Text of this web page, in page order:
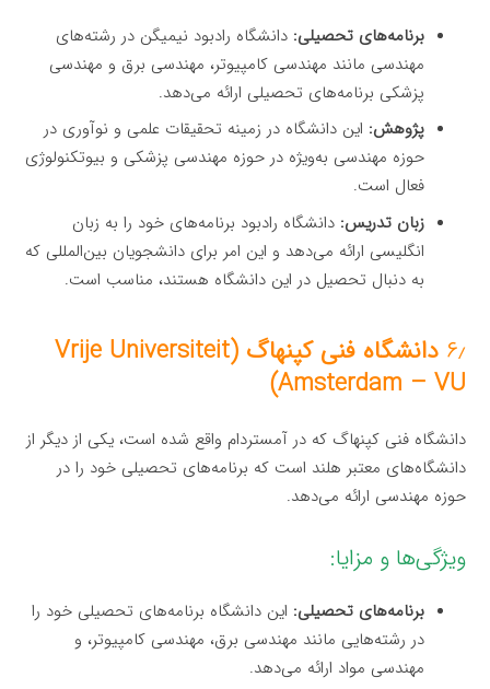
برنامه‌های تحصیلی: دانشگاه رادبود نیمیگن در رشته‌های
مهندسی مانند مهندسی کامپیوتر، مهندسی برق و مهندسی
پزشکی برنامه‌های تحصیلی ارائه می‌دهد.
پژوهش: این دانشگاه در زمینه تحقیقات علمی و نوآوری در
حوزه مهندسی به‌ویژه در حوزه مهندسی پزشکی و بیوتکنولوژی
فعال است.
زبان تدریس: دانشگاه رادبود برنامه‌های خود را به زبان
انگلیسی ارائه می‌دهد و این امر برای دانشجویان بین‌المللی که
به دنبال تحصیل در این دانشگاه هستند، مناسب است.
۶٫
دانشگاه فنی کپنهاگ (Vrije Universiteit
Amsterdam – VU)
دانشگاه فنی کپنهاگ که در آمستردام واقع شده است، یکی از دیگر از
دانشگاه‌های معتبر هلند است که برنامه‌های تحصیلی خود را در
حوزه مهندسی ارائه می‌دهد.
ویژگی‌ها و مزایا:
برنامه‌های تحصیلی: این دانشگاه برنامه‌های تحصیلی خود را
در رشته‌هایی مانند مهندسی برق، مهندسی کامپیوتر، و
مهندسی مواد ارائه می‌دهد.